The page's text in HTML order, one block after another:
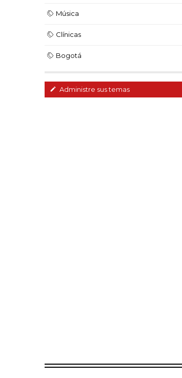
Música
Clínicas
Bogotá
Administre sus temas